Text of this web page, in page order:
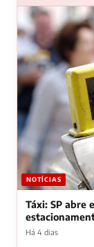
NOTÍCIAS
Táxi: SP abre
Há 4 dias